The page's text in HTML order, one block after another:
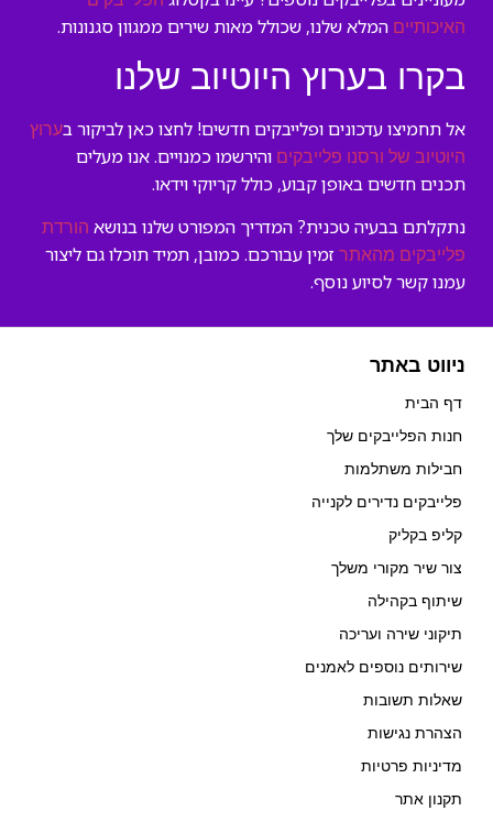
האיכותיים המלא שלנו, שכולל מאות שירים ממגוון סגנונות.
בקרו בערוץ היוטיוב שלנו
אל תחמיצו עדכונים ופלייבקים חדשים! לחצו כאן לביקור בערוץ
היוטיוב של ורסנו פלייבקים והירשמו כמנויים. אנו מעלים
תכנים חדשים באופן קבוע, כולל קריוקי וידאו.
נתקלתם בבעיה טכנית? המדריך המפורט שלנו בנושא הורדת
פלייבקים מהאתר זמין עבורכם. כמובן, תמיד תוכלו גם ליצור
עמנו קשר לסיוע נוסף.
ניווט באתר
דף הבית
חנות הפלייבקים שלך
חבילות משתלמות
פלייבקים נדירים לקנייה
קליפ בקליק
צור שיר מקורי משלך
שיתוף בקהילה
תיקוני שירה ועריכה
שירותים נוספים לאמנים
שאלות תשובות
הצהרת נגישות
מדיניות פרטיות
תקנון אתר